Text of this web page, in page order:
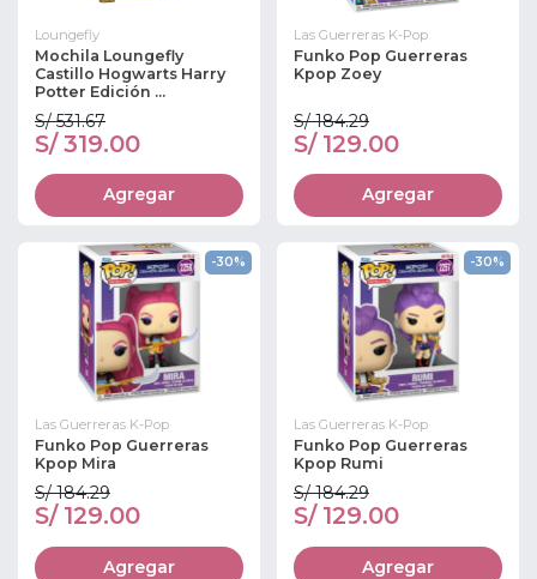
Loungefly
Mochila Loungefly
Castillo Hogwarts Harry
Potter Edición ...
S/ 531.67
S/ 319.00
Agregar
Las Guerreras K-Pop
Funko Pop Guerreras
Kpop Zoey
S/ 184.29
S/ 129.00
Agregar
-30%
Las Guerreras K-Pop
Funko Pop Guerreras
Kpop Mira
S/ 184.29
S/ 129.00
Agregar
-30%
Las Guerreras K-Pop
Funko Pop Guerreras
Kpop Rumi
S/ 184.29
S/ 129.00
Agregar